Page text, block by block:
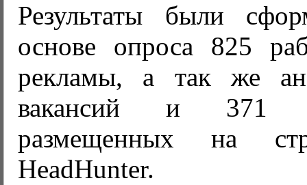
Результаты были
основе опроса 825
рекламы, а так же
вакансий и 371
размещенных на
HeadHunter.